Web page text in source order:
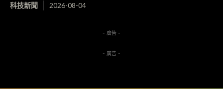
科技新聞 2026-08-04
- 廣告 -
- 廣告 -